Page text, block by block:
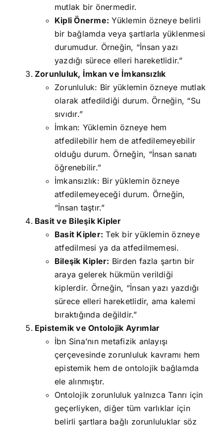
mutlak bir önermedir.
Kipli Önerme: Yüklemin özneye belirli
bir bağlamda veya şartlarla yüklenmesi
durumudur. Örneğin, “İnsan yazı
yazdığı sürece elleri hareketlidir.”
Zorunluluk, İmkan ve İmkansızlık
Zorunluluk: Bir yüklemin özneye mutlak
olarak atfedildiği durum. Örneğin, “Su
sıvıdır.”
İmkan: Yüklemin özneye hem
atfedilebilir hem de atfedilemeyebilir
olduğu durum. Örneğin, “İnsan sanatı
öğrenebilir.”
İmkansızlık: Bir yüklemin özneye
atfedilemeyeceği durum. Örneğin,
“İnsan taştır.”
Basit ve Bileşik Kipler
Basit Kipler: Tek bir yüklemin özneye
atfedilmesi ya da atfedilmemesi.
Bileşik Kipler: Birden fazla şartın bir
araya gelerek hükmün verildiği
kiplerdir. Örneğin, “İnsan yazı yazdığı
sürece elleri hareketlidir, ama kalemi
bıraktığında değildir.”
Epistemik ve Ontolojik Ayrımlar
İbn Sina’nın metafizik anlayışı
çerçevesinde zorunluluk kavramı hem
epistemik hem de ontolojik bağlamda
ele alınmıştır.
Ontolojik zorunluluk yalnızca Tanrı için
geçerliyken, diğer tüm varlıklar için
belirli şartlara bağlı zorunluluklar söz